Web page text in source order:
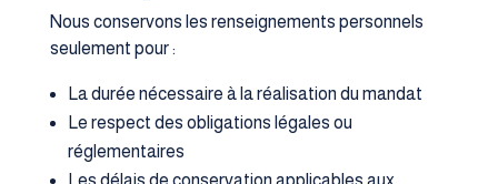
Nous conservons les renseignements personnels
seulement pour :
La durée nécessaire à la réalisation du mandat
Le respect des obligations légales ou
réglementaires
Les délais de conservation applicables aux